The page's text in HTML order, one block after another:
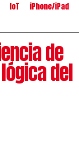
IoT iPhone/iPad
de
del